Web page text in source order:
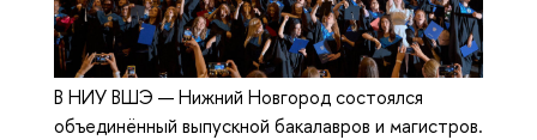
В НИУ ВШЭ — Нижний Новгород состоялся
объединённый выпускной бакалавров и магистров.